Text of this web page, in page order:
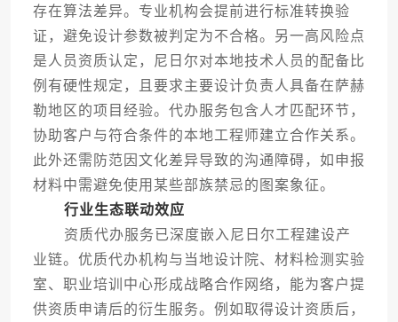
存在算法差异。专业机构会提前进行标准转换验
证，避免设计参数被判定为不合格。另一高风险点
是人员资质认定，尼日尔对本地技术人员的配备比
例有硬性规定，且要求主要设计负责人具备在萨赫
勒地区的项目经验。代办服务包含人才匹配环节，
协助客户与符合条件的本地工程师建立合作关系。
此外还需防范因文化差异导致的沟通障碍，如申报
材料中需避免使用某些部族禁忌的图案象征。
行业生态联动效应
资质代办服务已深度嵌入尼日尔工程建设产
业链。优质代办机构与当地设计院、材料检测实验
室、职业培训中心形成战略合作网络，能为客户提
供资质申请后的衍生服务。例如取得设计资质后，